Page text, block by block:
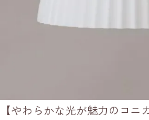
【やわらかな光が魅力のコ